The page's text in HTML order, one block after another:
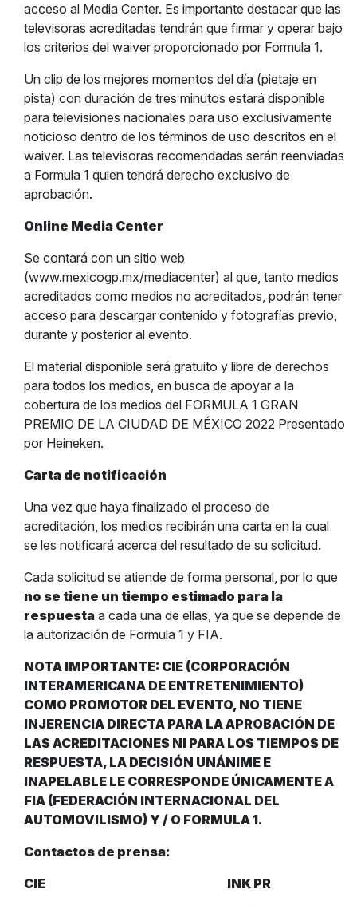
acceso al Media Center. Es importante destacar que las
televisoras acreditadas tendrán que firmar y operar bajo
los criterios del waiver proporcionado por Formula 1.
Un clip de los mejores momentos del día (pietaje en
pista) con duración de tres minutos estará disponible
para televisiones nacionales para uso exclusivamente
noticioso dentro de los términos de uso descritos en el
waiver. Las televisoras recomendadas serán reenviadas
a Formula 1 quien tendrá derecho exclusivo de
aprobación.
Online Media Center
Se contará con un sitio web
(www.mexicogp.mx/mediacenter) al que, tanto medios
acreditados como medios no acreditados, podrán tener
acceso para descargar contenido y fotografías previo,
durante y posterior al evento.
El material disponible será gratuito y libre de derechos
para todos los medios, en busca de apoyar a la
cobertura de los medios del FORMULA 1 GRAN
PREMIO DE LA CIUDAD DE MÉXICO 2022 Presentado
por Heineken.
Carta de notificación
Una vez que haya finalizado el proceso de
acreditación, los medios recibirán una carta en la cual
se les notificará acerca del resultado de su solicitud.
Cada solicitud se atiende de forma personal, por lo que
no se tiene un tiempo estimado para la
respuesta a cada una de ellas, ya que se depende de
la autorización de Formula 1 y FIA.
NOTA IMPORTANTE: CIE (CORPORACIÓN
INTERAMERICANA DE ENTRETENIMIENTO)
COMO PROMOTOR DEL EVENTO, NO TIENE
INJERENCIA DIRECTA PARA LA APROBACIÓN DE
LAS ACREDITACIONES NI PARA LOS TIEMPOS DE
RESPUESTA, LA DECISIÓN UNÁNIME E
INAPELABLE LE CORRESPONDE ÚNICAMENTE A
FIA (FEDERACIÓN INTERNACIONAL DEL
AUTOMOVILISMO) Y / O FORMULA 1.
Contactos de prensa:
CIE
INK PR